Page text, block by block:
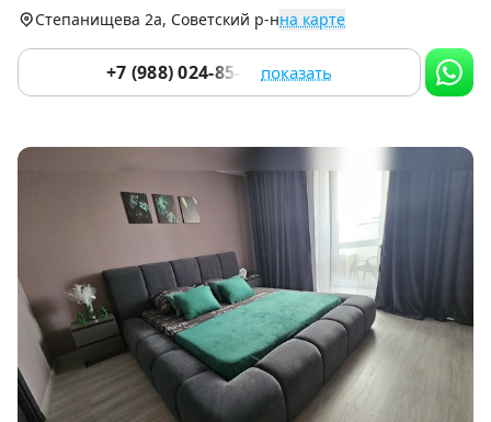
Степанищева 2а, Советский р-нна карте
+7 (988) 024-85-62 показать